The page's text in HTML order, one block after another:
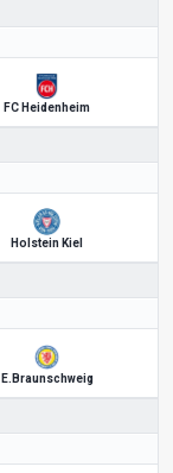
FC Heidenheim
Holstein Kiel
E.Braunschweig